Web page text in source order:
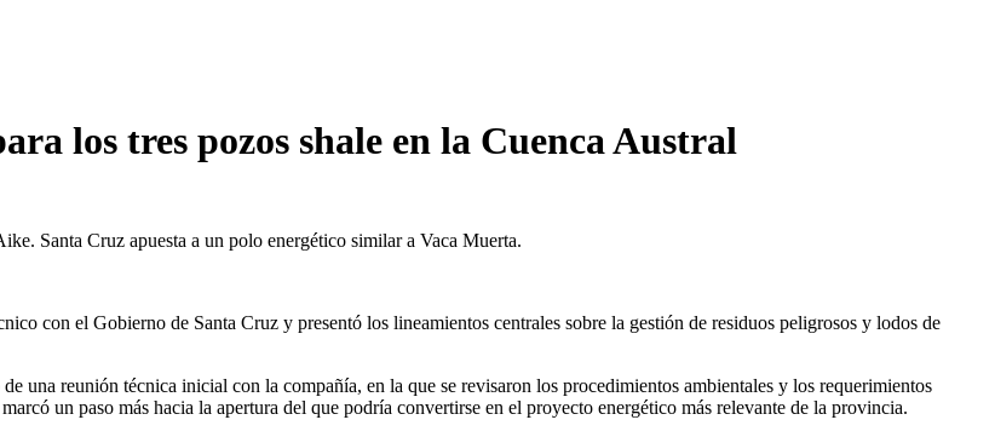
los tres pozos shale en la Cuenca Austral
Santa Cruz apuesta a un polo energético similar a Vaca Muerta.
con el Gobierno de Santa Cruz y presentó los lineamientos centrales sobre la gestión de residuos peligrosos y lodos de
una reunión técnica inicial con la compañía, en la que se revisaron los procedimientos ambientales y los requerimientos
un paso más hacia la apertura del que podría convertirse en el proyecto energético más relevante de la provincia.